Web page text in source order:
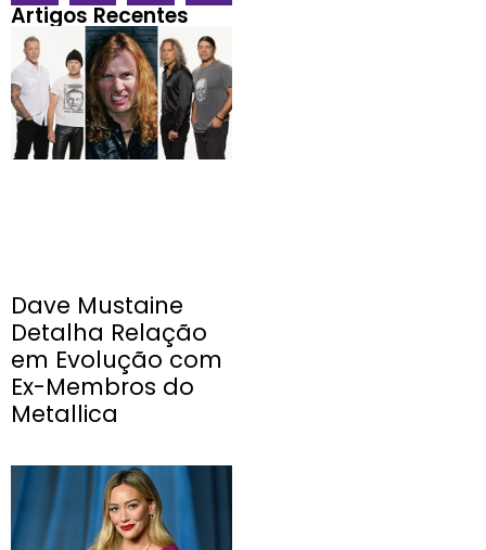
Artigos Recentes
Dave Mustaine
Detalha Relação
em Evolução com
Ex-Membros do
Metallica